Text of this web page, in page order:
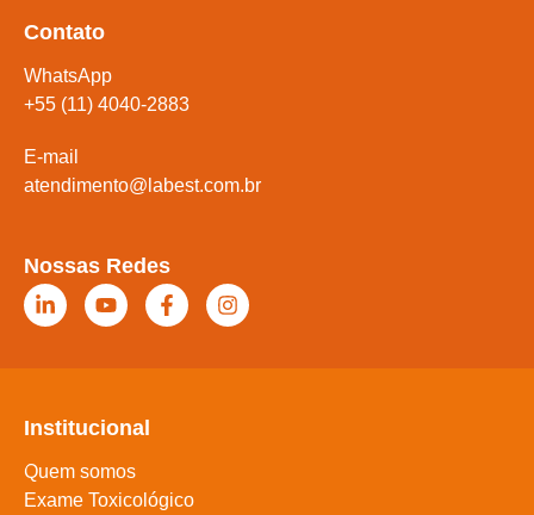
Contato
WhatsApp
+55 (11) 4040-2883
E-mail
atendimento@labest.com.br
Nossas Redes
Institucional
Quem somos
Exame Toxicológico